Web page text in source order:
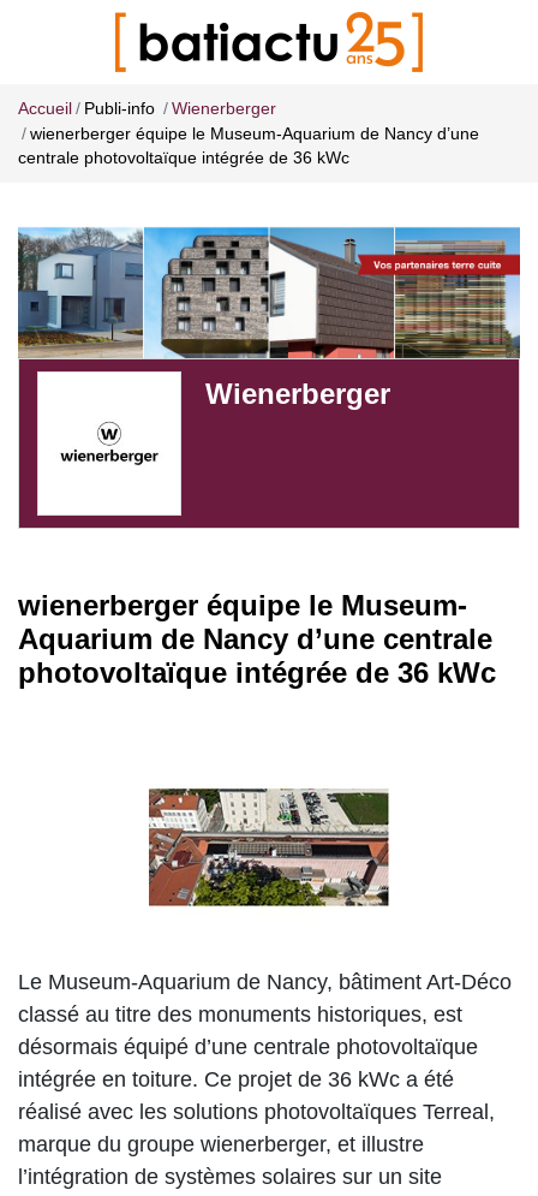
Accueil Publi-info
Wienerberger
wienerberger équipe le Museum-Aquarium de Nancy d’une
centrale photovoltaïque intégrée de 36 kWc
Wienerberger
wienerberger équipe le Museum-
Aquarium de Nancy d’une centrale
photovoltaïque intégrée de 36 kWc
Le Museum-Aquarium de Nancy, bâtiment Art-Déco
classé au titre des monuments historiques, est
désormais équipé d’une centrale photovoltaïque
intégrée en toiture. Ce projet de 36 kWc a été
réalisé avec les solutions photovoltaïques Terreal,
marque du groupe wienerberger, et illustre
l’intégration de systèmes solaires sur un site